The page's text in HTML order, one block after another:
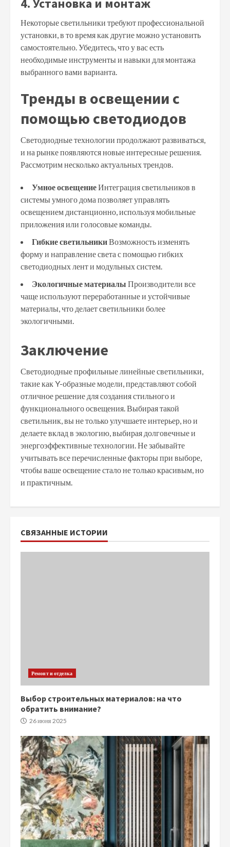
4. Установка и монтаж
Некоторые светильники требуют профессиональной
установки, в то время как другие можно установить
самостоятельно. Убедитесь, что у вас есть
необходимые инструменты и навыки для монтажа
выбранного вами варианта.
Тренды в освещении с
помощью светодиодов
Светодиодные технологии продолжают развиваться,
и на рынке появляются новые интересные решения.
Рассмотрим несколько актуальных трендов.
Умное освещениеИнтеграция светильников в
системы умного дома позволяет управлять
освещением дистанционно, используя мобильные
приложения или голосовые команды.
Гибкие светильникиВозможность изменять
форму и направление света с помощью гибких
светодиодных лент и модульных систем.
Экологичные материалы Производители все
чаще используют переработанные и устойчивые
материалы, что делает светильники более
экологичными.
Заключение
Светодиодные профильные линейные светильники,
такие как Y-образные модели, представляют собой
отличное решение для создания стильного и
функционального освещения. Выбирая такой
светильник, вы не только улучшаете интерьер, но и
делаете вклад в экологию, выбирая долговечные и
энергоэффективные технологии. Не забывайте
учитывать все перечисленные факторы при выборе,
чтобы ваше освещение стало не только красивым, но
и практичным.
СВЯЗАННЫЕ ИСТОРИИ
Ремонт и отделка
Выбор строительных материалов: на что
обратить внимание?
26 июня 2025